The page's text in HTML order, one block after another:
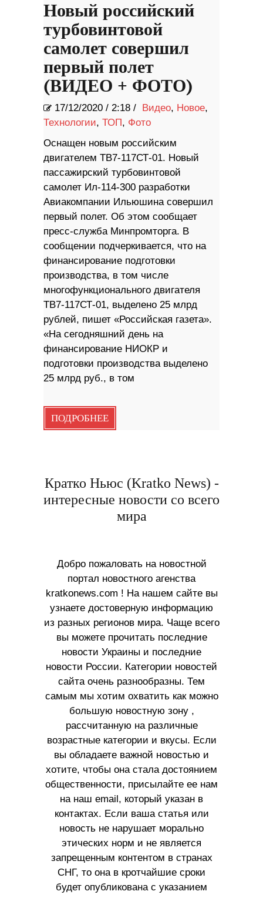
Новый российский
турбовинтовой
самолет совершил
первый полет
(ВИДЕО + ФОТО)
17/12/2020 / 2:18 / Видео, Новое,
Технологии, ТОП, Фото
Оснащен новым российским
двигателем ТВ7-117СТ-01. Новый
пассажирский турбовинтовой
самолет Ил-114-300 разработки
Авиакомпании Ильюшина совершил
первый полет. Об этом сообщает
пресс-служба Минпромторга. В
сообщении подчеркивается, что на
финансирование подготовки
производства, в том числе
многофункционального двигателя
ТВ7-117СТ-01, выделено 25 млрд
рублей, пишет «Российская газета».
«На сегодняшний день на
финансирование НИОКР и
подготовки производства выделено
25 млрд руб., в том
ПОДРОБНЕЕ
Кратко Ньюс (Kratko News) -
интересные новости со всего
мира
Добро пожаловать на новостной
портал новостного агенства
kratkonews.com ! На нашем сайте вы
узнаете достоверную информацию
из разных регионов мира. Чаще всего
вы можете прочитать последние
новости Украины и последние
новости России. Категории новостей
сайта очень разнообразны. Тем
самым мы хотим охватить как можно
большую новостную зону ,
рассчитанную на различные
возрастные категории и вкусы. Если
вы обладаете важной новостью и
хотите, чтобы она стала достоянием
общественности, присылайте ее нам
на наш email, который указан в
контактах. Если ваша статья или
новость не нарушает морально
этических норм и не является
запрещенным контентом в странах
СНГ, то она в кротчайшие сроки
будет опубликована с указанием